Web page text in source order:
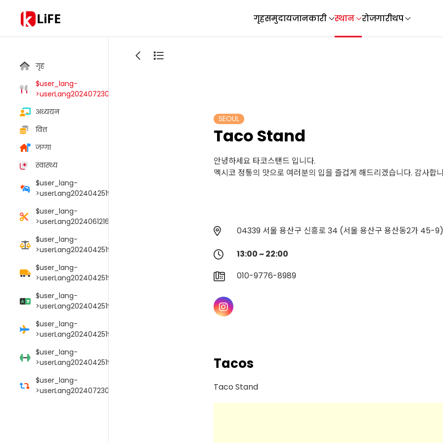
LiFE गृहसमुदायजानकारी स्थान रोजगारीथप
गृह
$user_lang-
>userLang20240723033805006
अध्ययन
वित्त
जग्गा
स्वास्थ्य
$user_lang-
>userLang20240425190054095
$user_lang-
>userLang20240612165147048
$user_lang-
>userLang20240425190106017
$user_lang-
>userLang20240425190114089
$user_lang-
>userLang20240425190125052
$user_lang-
>userLang20240425190145009
$user_lang-
>userLang20240425190152000
$user_lang-
>userLang20240723033754039
SEOUL
Taco Stand
안녕하세요 타코스탠드 입니다.
멕시코 정통의 맛으로 여러분의 입을 즐겁게 해드리겠습니다. 감사합
04339 서울 용산구 신흥로 34 (서울 용산구 용산동2가 45-
13:00 ~ 22:00
010-9776-8989
Tacos
Taco Stand